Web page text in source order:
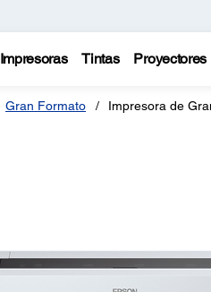
Impresoras Tintas Proyectores
Gran Formato Impresora de